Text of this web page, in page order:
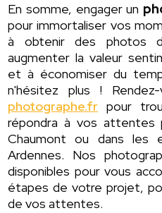
En somme, engager un
pour immortaliser vos
à obtenir des photos
augmenter la valeur
et à économiser du
n'hésitez plus !
photographe.fr pour
répondra à vos attentes
Chaumont ou dans les
Ardennes. Nos
disponibles pour vous
étapes de votre projet,
de vos attentes.